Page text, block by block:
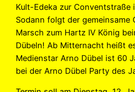
Kult-Edeka zur Conventstraße
Sodann folgt der gemeinsame
Marsch zum Hartz IV König
Dübeln! Ab Mitternacht heißt
Medienstar Arno Dübel ist 60
bei der Arno Dübel Party des